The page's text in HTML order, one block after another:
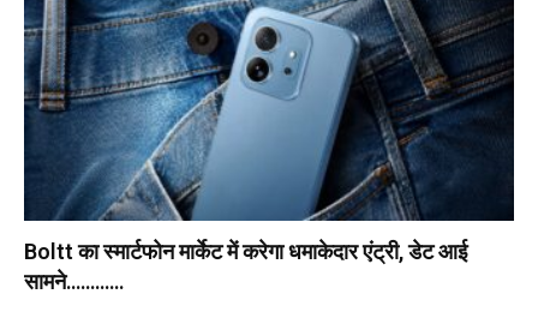
Boltt का स्मार्टफोन मार्केट में करेगा धमाकेदार एंट्री, डेट आई
सामने…………